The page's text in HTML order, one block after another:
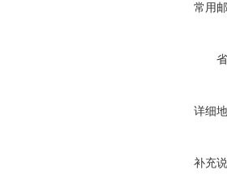
常用
详细
补充